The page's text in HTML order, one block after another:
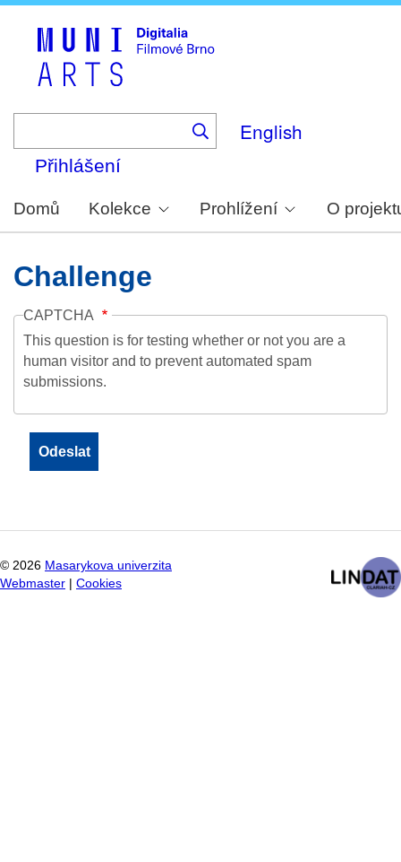
English
Přihlášení
Domů Kolekce Prohlížení O
Challenge
CAPTCHA
This question is for testing whether or not you are a
human visitor and to prevent automated spam
submissions.
© 2026 Masarykova univerzita
Webmaster
Cookies